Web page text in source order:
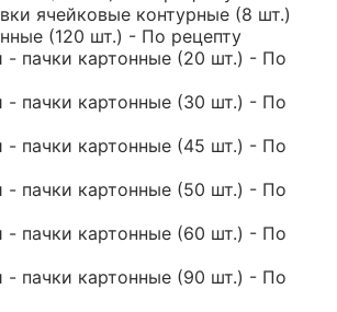
ячейковые контурные (8 шт.)
(120 шт.) - По рецепту
- пачки картонные (20 шт.) - По
- пачки картонные (30 шт.) - По
- пачки картонные (45 шт.) - По
- пачки картонные (50 шт.) - По
- пачки картонные (60 шт.) - По
- пачки картонные (90 шт.) - По